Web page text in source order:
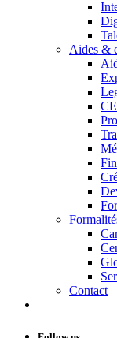
Aides &
Contact